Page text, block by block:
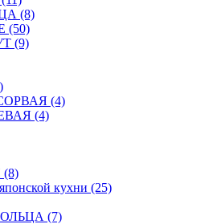
(8)
(50)
(9)
(4)
(4)
(8)
кухни (25)
(7)